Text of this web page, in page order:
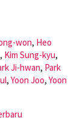
won, Heo
, Kim Sung-kyu,
Ji-hwan, Park
, Yoon Joo, Yoon